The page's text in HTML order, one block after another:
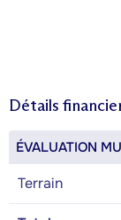
Détails
ÉVALUATION
Terrain